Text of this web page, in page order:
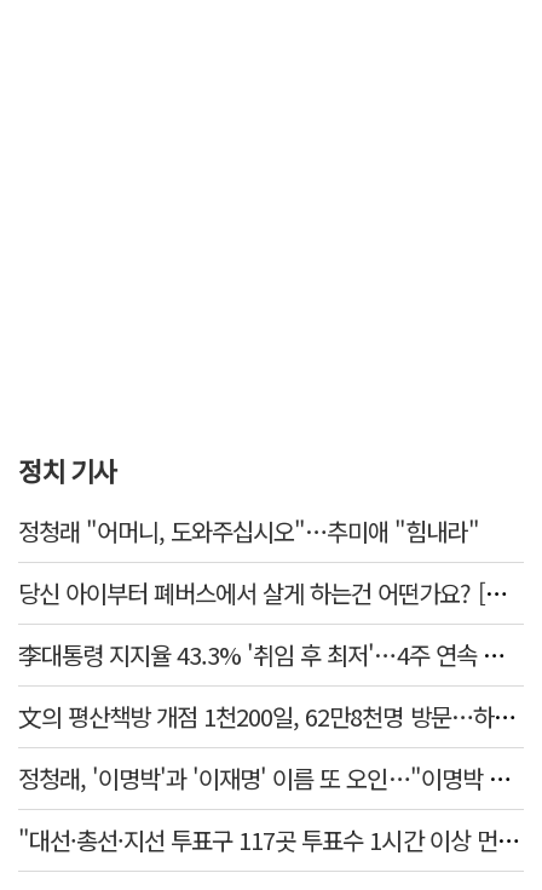
정치 기사
정청래 "어머니, 도와주십시오"…추미애 "힘내라"
당신 아이부터 폐버스에서 살게 하는건 어떤가요? [가스인라이팅]
李대통령 지지율 43.3% '취임 후 최저'…4주 연속 내리막
文의 평산책방 개점 1천200일, 62만8천명 방문…하루 평균 500명↑
정청래, '이명박'과 '이재명' 이름 또 오인…"이명박 대통령 임기안에 반도체 제품 출시"
"대선·총선·지선 투표구 117곳 투표수 1시간 이상 먼저 입력"